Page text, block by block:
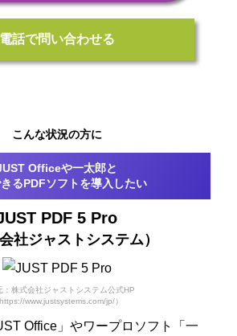
電話で問い合わせる
こんな状況の方に
Officeや一太郎と
るPDFソフトを導入したい
PDF 5 Pro
会社ジャストシステム）
：株式会社ジャストシステム公式HP
https://www.justsystems.com/jp/）
Office」やワープロソフト「一